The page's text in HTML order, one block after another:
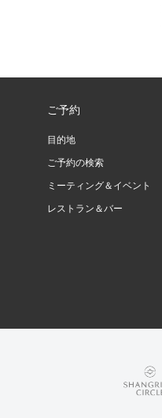
ご予約
目的地
ご予約の検索
ミーティング＆イベント
レストラン＆バー